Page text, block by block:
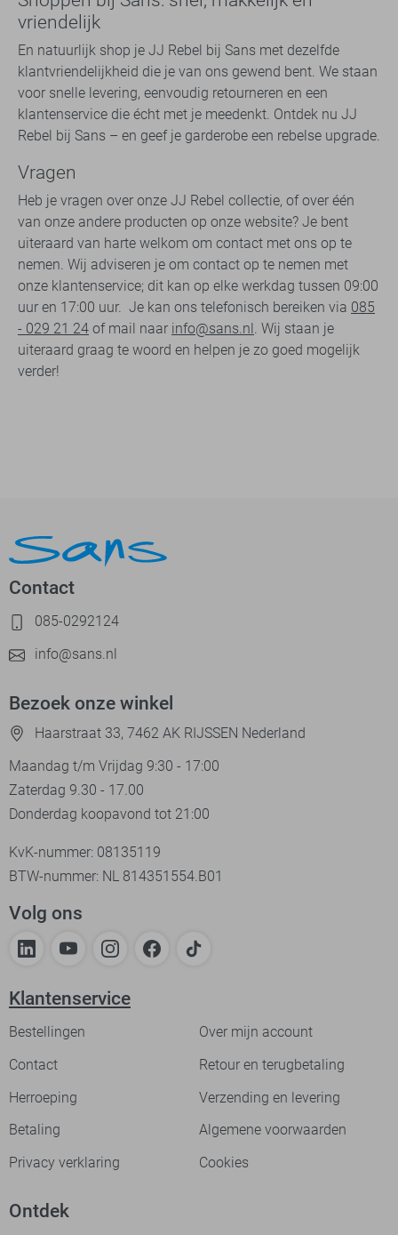
vriendelijk
En natuurlijk shop je JJ Rebel bij Sans met dezelfde
klantvriendelijkheid die je van ons gewend bent. We staan
voor snelle levering, eenvoudig retourneren en een
klantenservice die écht met je meedenkt. Ontdek nu JJ
Rebel bij Sans – en geef je garderobe een rebelse upgrade.
Vragen
Heb je vragen over onze JJ Rebel collectie, of over één
van onze andere producten op onze website? Je bent
uiteraard van harte welkom om contact met ons op te
nemen. Wij adviseren je om contact op te nemen met
onze klantenservice; dit kan op elke werkdag tussen 09:00
uur en 17:00 uur. Je kan ons telefonisch bereiken via 085
- 029 21 24 of mail naar info@sans.nl. Wij staan je
uiteraard graag te woord en helpen je zo goed mogelijk
verder!
Contact
085-0292124
info@sans.nl
Bezoek onze winkel
Haarstraat 33, 7462 AK RIJSSEN Nederland
Maandag t/m Vrijdag 9:30 - 17:00
Zaterdag 9.30 - 17.00
Donderdag koopavond tot 21:00
KvK-nummer: 08135119
BTW-nummer: NL 814351554.B01
Volg ons
Klantenservice
Bestellingen
Over mijn account
Contact
Retour en terugbetaling
Herroeping
Verzending en levering
Betaling
Algemene voorwaarden
Privacy verklaring
Cookies
Ontdek